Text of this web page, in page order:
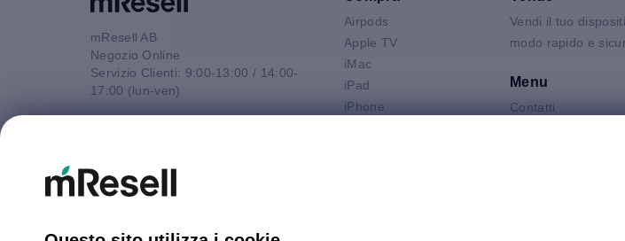
mResell AB
Negozio Online
Servizio Clienti: 9:00-13:00 / 14:00-
17:00 (lun-ven)
Airpods
Apple TV
iMac
iPad
iPhone
Vendi il tuo
modo rapido e
Menu
Contatti